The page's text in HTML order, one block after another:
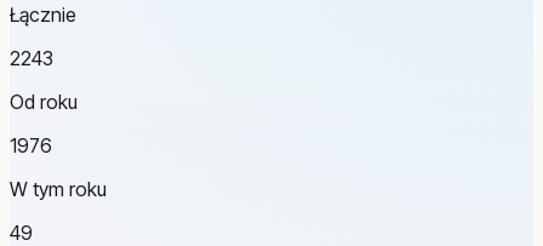
Łącznie
2243
Od roku
1976
W tym roku
49